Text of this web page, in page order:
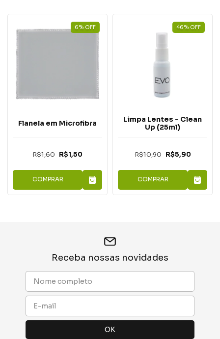
6% OFF
Flanela em Microfibra
R$1,60 R$1,50
COMPRAR
46% OFF
Limpa Lentes - Clean
Up (25ml)
R$10,90 R$5,90
COMPRAR
Receba nossas novidades